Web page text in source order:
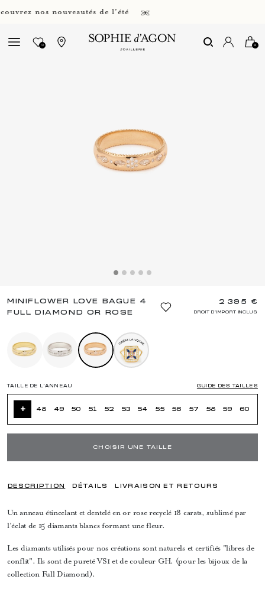
nos nouveautés de l'été
0 0
MINIFLOWER LOVE BAGUE 4
FULL DIAMOND OR ROSE
2 395 €
DROIT D'IMPORT INCLUS
TAILLE DE L’ANNEAU GUIDE DES TAILLES
+ 48 49 50 51 52 53 54 55 56 57 58 59 60
CHOISIR UNE TAILLE
DESCRIPTION DÉTAILS LIVRAISON ET RETOURS
Un anneau étincelant et dentelé en or rose recyclé 18 carats, sublimé par
l’éclat de 15 diamants blancs formant une fleur.
Les diamants utilisés pour nos créations sont naturels et certifiés "libres de
conflit". Ils sont de pureté VS1 et de couleur GH. (pour les bijoux de la
collection Full Diamond).